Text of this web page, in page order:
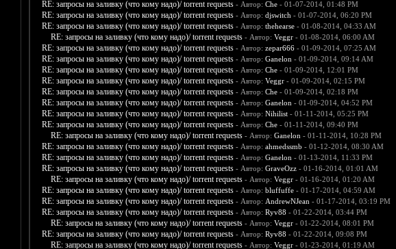
RE: запросы на заливку (что кому надо)/ torrent requests - Автор: Che- 01-07-2014, 01:48 PM
RE: запросы на заливку (что кому надо)/ torrent requests - Автор: djswitch - 01-07-2014, 06:20 PM
RE: запросы на заливку (что кому надо)/ torrent requests - Автор: thehearse- 01-08-2014, 04:33 AM
RE: запросы на заливку (что кому надо)/ torrent requests - Автор: Veggr- 01-08-2014, 06:00 AM
RE: запросы на заливку (что кому надо)/ torrent requests - Автор: zepar666- 01-09-2014, 07:25 AM
RE: запросы на заливку (что кому надо)/ torrent requests - Автор: Ganelon - 01-09-2014, 09:14 AM
RE: запросы на заливку (что кому надо)/ torrent requests - Автор: Che- 01-09-2014, 12:01 PM
RE: запросы на заливку (что кому надо)/ torrent requests - Автор: Veggr- 01-09-2014, 02:15 PM
RE: запросы на заливку (что кому надо)/ torrent requests - Автор: Che- 01-09-2014, 02:18 PM
RE: запросы на заливку (что кому надо)/ torrent requests - Автор: Ganelon - 01-09-2014, 04:52 PM
RE: запросы на заливку (что кому надо)/ torrent requests - Автор: Nihilist- 01-11-2014, 05:25 PM
RE: запросы на заливку (что кому надо)/ torrent requests - Автор: Che- 01-11-2014, 09:40 PM
RE: запросы на заливку (что кому надо)/ torrent requests - Автор: Ganelon - 01-11-2014, 10:28 PM
RE: запросы на заливку (что кому надо)/ torrent requests - Автор: ahmedssmb - 01-12-2014, 08:30 AM
RE: запросы на заливку (что кому надо)/ torrent requests - Автор: Ganelon - 01-13-2014, 11:33 PM
RE: запросы на заливку (что кому надо)/ torrent requests - Автор: GraveOzz- 01-16-2014, 01:01 AM
RE: запросы на заливку (что кому надо)/ torrent requests - Автор: Veggr- 01-16-2014, 01:20 AM
RE: запросы на заливку (что кому надо)/ torrent requests - Автор: bluffuffe- 01-17-2014, 04:59 AM
RE: запросы на заливку (что кому надо)/ torrent requests - Автор: AndrewNJean - 01-17-2014, 03:19 PM
RE: запросы на заливку (что кому надо)/ torrent requests - Автор: Ryv88 - 01-22-2014, 03:44 PM
RE: запросы на заливку (что кому надо)/ torrent requests - Автор: Veggr- 01-22-2014, 08:01 PM
RE: запросы на заливку (что кому надо)/ torrent requests - Автор: Ryv88 - 01-22-2014, 09:08 PM
RE: запросы на заливку (что кому надо)/ torrent requests - Автор: Veggr- 01-23-2014, 01:19 AM